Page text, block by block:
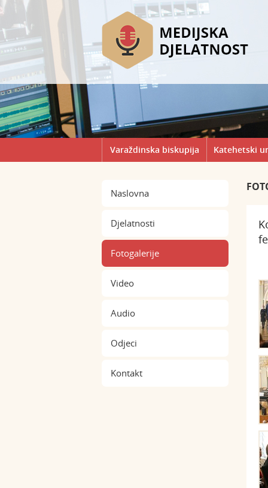
Varaždinska biskupija Katehetski
Naslovna
Djelatnosti
Fotogalerije
Video
Audio
Odjeci
Kontakt